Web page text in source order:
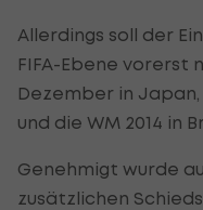
Allerdings soll der
FIFA-Ebene vorerst
Dezember in
und die WM 2014 in
Genehmigt wurde
zusätzlichen